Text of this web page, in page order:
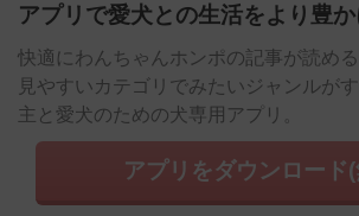
アプリで愛犬との生活をより豊か
快適にわんちゃんホンポの記事が読める
見やすいカテゴリでみたいジャンルが
主と愛犬のための犬専用アプリ。
アプリをダウンロード